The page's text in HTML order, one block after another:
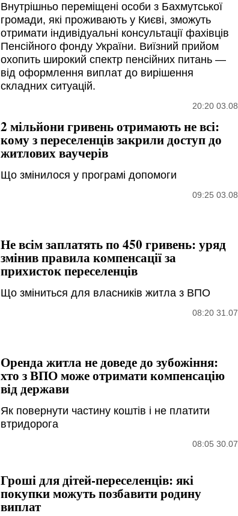
Внутрішньо переміщені особи з Бахмутської
громади, які проживають у Києві, зможуть
отримати індивідуальні консультації фахівців
Пенсійного фонду України. Виїзний прийом
охопить широкий спектр пенсійних питань —
від оформлення виплат до вирішення
складних ситуацій.
20:20 03.08
2 мільйони гривень отримають не всі:
кому з переселенців закрили доступ до
житлових ваучерів
Що змінилося у програмі допомоги
09:25 03.08
Не всім заплатять по 450 гривень: уряд
змінив правила компенсації за
прихисток переселенців
Що зміниться для власників житла з ВПО
08:20 31.07
Оренда житла не доведе до зубожіння:
хто з ВПО може отримати компенсацію
від держави
Як повернути частину коштів і не платити
втридорога
08:05 30.07
Гроші для дітей-переселенців: які
покупки можуть позбавити родину
виплат